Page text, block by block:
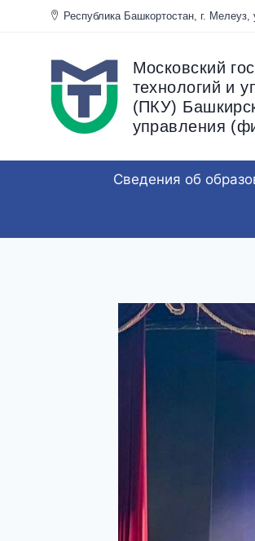
Перейти
Республика Башкортостан, г.
Московский
технологий и
(ПКУ)
управления
Сведения об